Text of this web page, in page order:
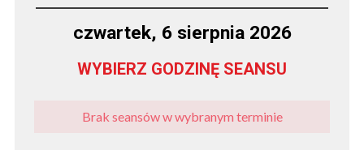
czwartek, 6 sierpnia 2026
WYBIERZ GODZINĘ SEANSU
Brak seansów w wybranym terminie